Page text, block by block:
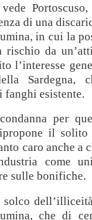
di una
in cui la
rischio da
l’interesse
Sardegna,
fanghi esistente.
per
il
caro anche a
come
sulle bonifiche.
solco
che di